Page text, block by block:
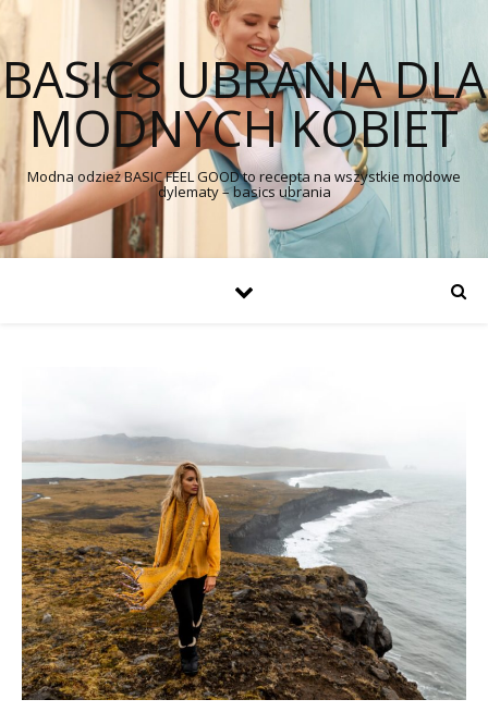
BASICS UBRANIA DLA
MODNYCH KOBIET
Modna odzież BASIC FEEL GOOD to recepta na wszystkie modowe
dylematy – basics ubrania